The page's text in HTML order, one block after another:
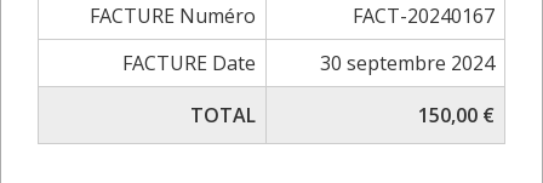
FACTURE Numéro
FACT-20240167
FACTURE Date
30 septembre 2024
TOTAL
150,00 €